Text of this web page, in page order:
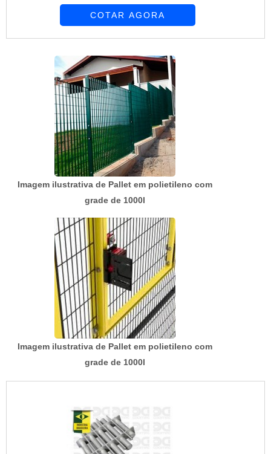
melhor mão de obra da Requinte das Telas
de cada cliente.MAIS SOBRE PREÇO TELAS E
ALAMBRADOSHá muitas maneiras eficientes de
demonstrar competência e ex...
COTAR AGORA
Imagem ilustrativa de Pallet em polietileno com
grade de 1000l
Imagem ilustrativa de Pallet em polietileno com
grade de 1000l